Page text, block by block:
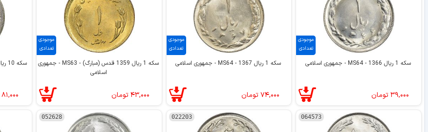
موجودی
تعدادی
سکه 1 ریال 1366 - MS64 - جمهوری اسلامی
۳۹,۰۰۰ تومان
موجودی
تعدادی
سکه 1 ریال 1367 - MS64 - جمهوری اسلامی
۷۴,۰۰۰ تومان
موجودی
تعدادی
سکه 1 ریال 1359 قدس (مبارگ) - MS63 - جمهوری
اسلامی
۴۳,۰۰۰تومان ۸۱,۰۰۰
064573
022203
052628